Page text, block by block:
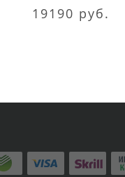
19190 руб.